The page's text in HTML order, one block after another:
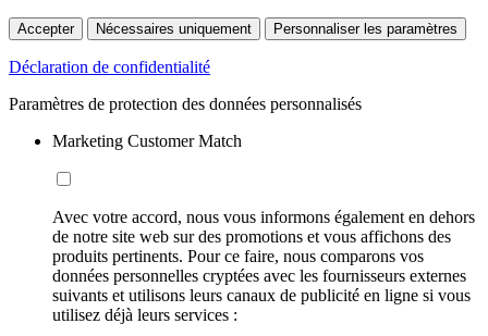
Accepter Nécessaires uniquement Personnaliser les paramètres
Déclaration de confidentialité
Paramètres de protection des données personnalisés
Marketing Customer Match
Avec votre accord, nous vous informons également en dehors
de notre site web sur des promotions et vous affichons des
produits pertinents. Pour ce faire, nous comparons vos
données personnelles cryptées avec les fournisseurs externes
suivants et utilisons leurs canaux de publicité en ligne si vous
utilisez déjà leurs services :